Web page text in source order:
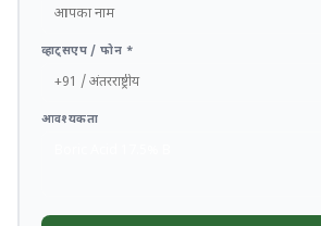
व्हाट्सएप / फोन *
आवश्यकता